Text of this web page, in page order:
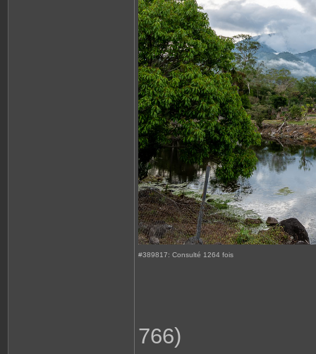
#389817: Consulté 1264 fois
766)